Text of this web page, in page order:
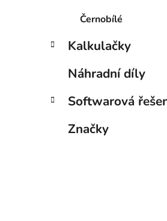
Černobílé
Kalkulačky
Náhradní díly
Softwarová
Značky